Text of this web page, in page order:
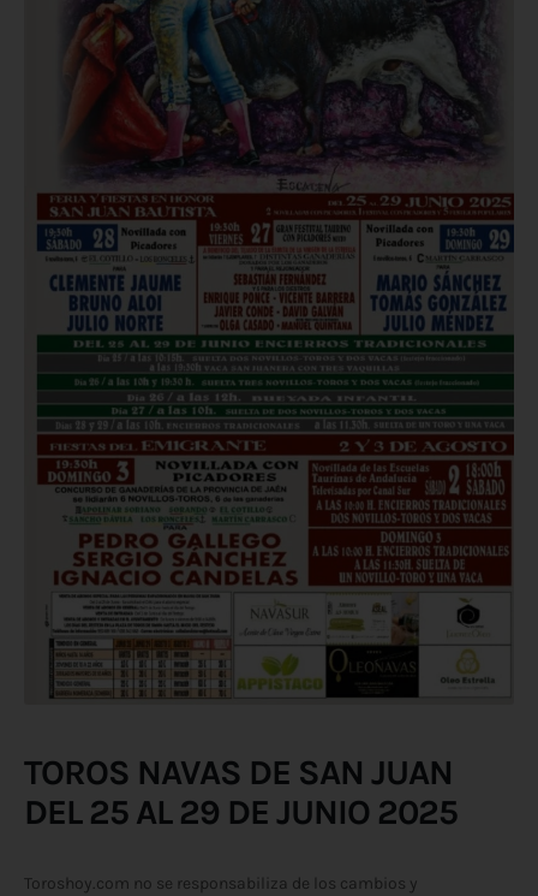
TOROS NAVAS DE SAN JUAN
DEL 25 AL 29 DE JUNIO 2025
Toroshoy.com no se responsabiliza de los cambios y